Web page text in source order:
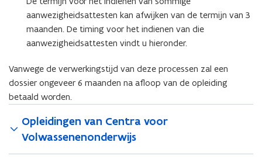
aanwezigheidsattesten kan afwijken van de termijn van 3
maanden. De timing voor het indienen van die
aanwezigheidsattesten vindt u hieronder.
Vanwege de verwerkingstijd van deze processen zal een
dossier ongeveer 6 maanden na afloop van de opleiding
betaald worden.
Opleidingen van Centra voor
Volwassenenonderwijs